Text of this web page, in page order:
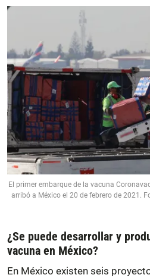
El primer embarque de la vacuna
arribó a México el 20 de febrero de 2021.
¿Se puede desarrollar y
vacuna en México?
En México existen seis